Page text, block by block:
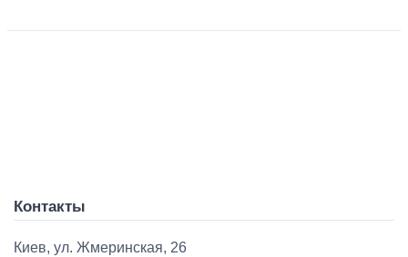
Контакты
Киев, ул. Жмеринская, 26